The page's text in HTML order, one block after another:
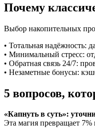
Почему
Выбор накопительных
• Тотальная надёжность:
• Минимальный стресс:
• Обратная связь 24/7:
• Незаметные бонусы:
5 вопросов,
«Капнуть в суть»:
Эта магия превращает